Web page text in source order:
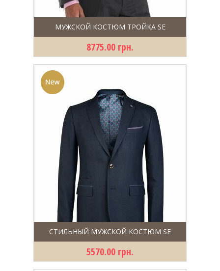
МУЖСКОЙ КОСТЮМ ТРОЙКА SE
8775.00 грн.
СТИЛЬНЫЙ МУЖСКОЙ КОСТЮМ SE
5570.00 грн.